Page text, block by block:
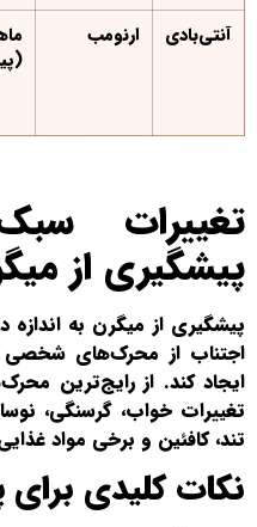
آنتی‌بادی ارنومب
تغییرات
پیشگیری از
پیشگیری از میگرن به
اجتناب از محرک‌های
ایجاد کند. از رایج‌ترین
تغییرات خواب، گرسنگی،
تند، کافئین و برخی مواد
نکات کلیدی